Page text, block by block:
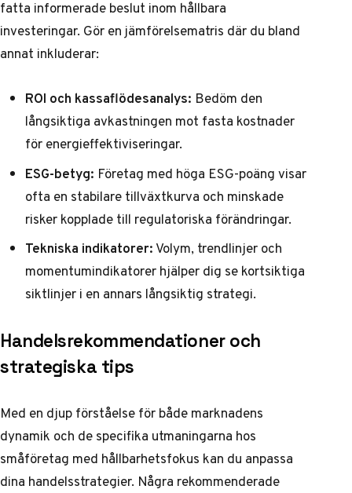
fatta informerade beslut inom hållbara
investeringar. Gör en jämförelsematris där du bland
annat inkluderar:
ROI och kassaflödesanalys: Bedöm den
långsiktiga avkastningen mot fasta kostnader
för energieffektiviseringar.
ESG-betyg: Företag med höga ESG-poäng visar
ofta en stabilare tillväxtkurva och minskade
risker kopplade till regulatoriska förändringar.
Tekniska indikatorer:Volym, trendlinjer och
momentumindikatorer hjälper dig se kortsiktiga
siktlinjer i en annars långsiktig strategi.
Handelsrekommendationer och
strategiska tips
Med en djup förståelse för både marknadens
dynamik och de specifika utmaningarna hos
småföretag med hållbarhetsfokus kan du anpassa
dina handelsstrategier. Några rekommenderade